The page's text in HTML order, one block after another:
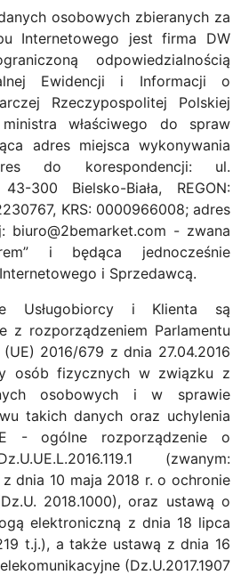
osobowych zbieranych za
Internetowego jest firma DW
odpowiedzialnością
Ewidencji i Informacji o
Rzeczypospolitej Polskiej
właściwego do spraw
adres miejsca wykonywania
do korespondencji: ul.
300 Bielsko-Biała, REGON:
KRS: 0000966008; adres
biuro@2bemarket.com - zwana
i będąca jednocześnie
i Sprzedawcą.
Usługobiorcy i Klienta są
z rozporządzeniem Parlamentu
2016/679 z dnia 27.04.2016
osób fizycznych w związku z
osobowych i w sprawie
takich danych oraz uchylenia
- ogólne rozporządzenie o
(zwanym:
z dnia 10 maja 2018 r. o ochronie
2018.1000), oraz ustawą o
elektroniczną z dnia 18 lipca
t.j.), a także ustawą z dnia 16
(Dz.U.2017.1907